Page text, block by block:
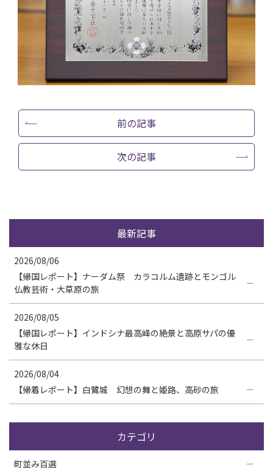
前の記事
次の記事
最新記事
2026/08/06
【帰国レポート】ナーダム祭 カラコルム遺跡とモンゴル
仏教芸術・大草原の旅
2026/08/05
【帰国レポート】インドシナ最高峰の絶景と高原サパの優
雅な休日
2026/08/04
【帰着レポート】白鷺城 幻想の舞と姫路、高砂の旅
カテゴリ
町並み百選